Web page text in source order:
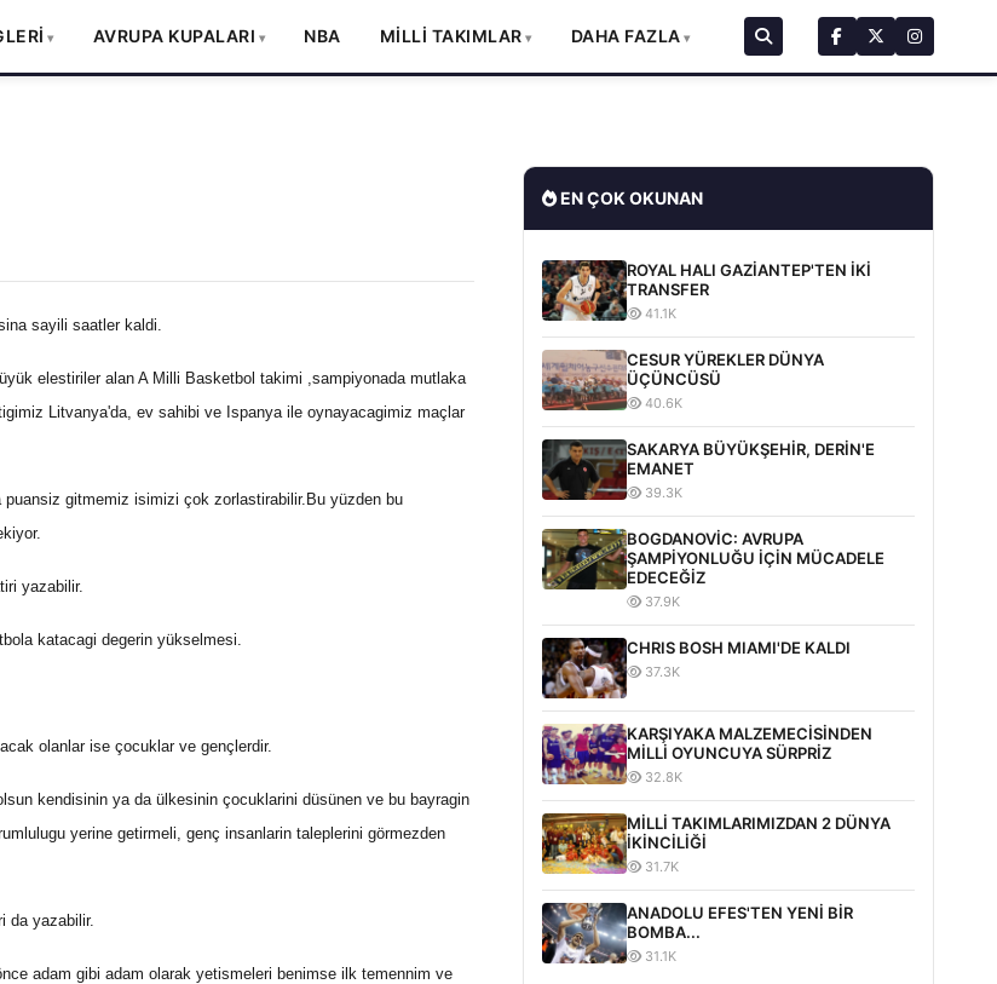
AVRUPA KUPALARI NBA MİLLİ TAKIMLAR DAHA FAZLA
sayili saatler kaldi.
elestiriler alan A Milli Basketbol takimi ,sampiyonada mutlaka
Litvanya'da, ev sahibi ve Ispanya ile oynayacagimiz maçlar
gitmemiz isimizi çok zorlastirabilir.Bu yüzden bu
yazabilir.
katacagi degerin yükselmesi.
olanlar ise çocuklar ve gençlerdir.
kendisinin ya da ülkesinin çocuklarini düsünen ve bu bayragin
yerine getirmeli, genç insanlarin taleplerini görmezden
da yazabilir.
adam gibi adam olarak yetismeleri benimse ilk temennim ve
EN ÇOK OKUNAN
ROYAL HALI GAZİANTEP'TEN İKİ
TRANSFER
41.1K
CESUR YÜREKLER DÜNYA
ÜÇÜNCÜSÜ
40.6K
SAKARYA BÜYÜKŞEHİR, DERİN'E
EMANET
39.3K
BOGDANOVİC: AVRUPA
ŞAMPİYONLUĞU İÇİN MÜCADELE
EDECEĞİZ
37.9K
CHRIS BOSH MIAMI'DE KALDI
37.3K
KARŞIYAKA MALZEMECİSİNDEN
MİLLİ OYUNCUYA SÜRPRİZ
32.8K
MİLLİ TAKIMLARIMIZDAN 2 DÜNYA
İKİNCİLİĞİ
31.7K
ANADOLU EFES'TEN YENİ BİR
BOMBA...
31.1K